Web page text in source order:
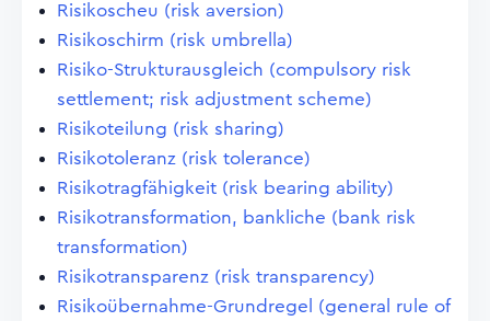
Risikoscheu (risk aversion)
Risikoschirm (risk umbrella)
Risiko-Strukturausgleich (compulsory risk
settlement; risk adjustment scheme)
Risikoteilung (risk sharing)
Risikotoleranz (risk tolerance)
Risikotragfähigkeit (risk bearing ability)
Risikotransformation, bankliche (bank risk
transformation)
Risikotransparenz (risk transparency)
Risikoübernahme-Grundregel (general rule of